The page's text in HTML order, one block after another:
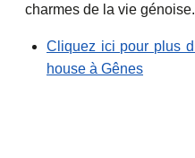
charmes de la vie génoise.
Cliquez ici pour plus
house à Gênes